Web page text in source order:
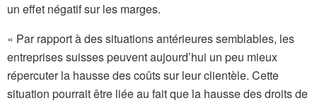
un effet négatif sur les marges.
« Par rapport à des situations antérieures semblables, les
entreprises suisses peuvent aujourd’hui un peu mieux
répercuter la hausse des coûts sur leur clientèle. Cette
situation pourrait être liée au fait que la hausse des droits de